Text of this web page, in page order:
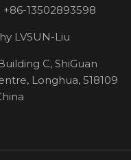
+86-13502893598
LVSUN-Liu
C, ShiGuan
Longhua, 518109